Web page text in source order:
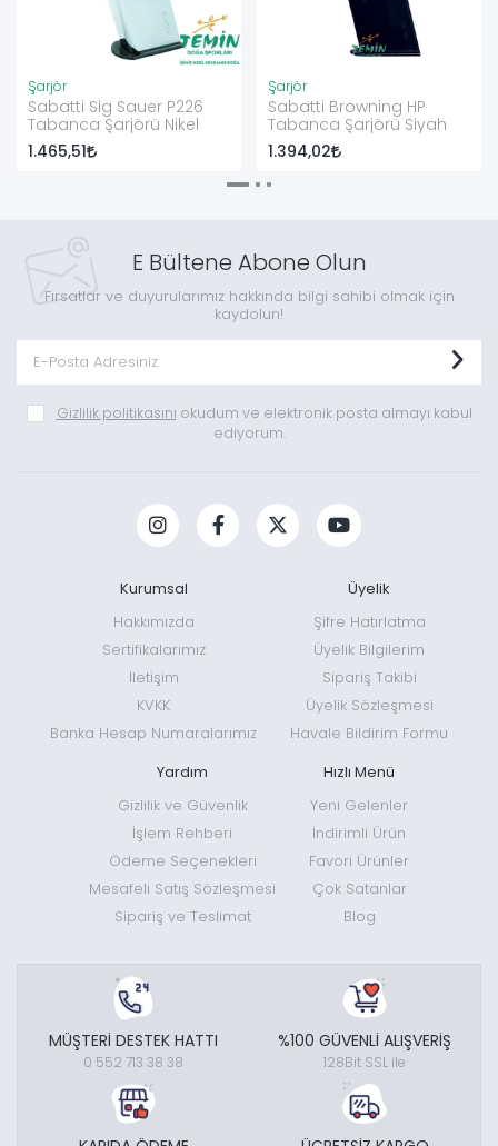
Şarjör
Sabatti Sig Sauer P226
Tabanca Şarjörü Nikel
1.465,51
Şarjör
Sabatti Browning HP
Tabanca Şarjörü Siyah
1.394,02
E Bültene Abone Olun
Fırsatlar ve duyurularımız hakkında bilgi sahibi olmak için
kaydolun!
Gizlilik politikasını okudum ve elektronik posta almayı kabul
ediyorum.
Kurumsal
Hakkımızda
Sertifikalarımız
İletişim
KVKK
Banka Hesap Numaralarımız
Üyelik
Şifre Hatırlatma
Üyelik Bilgilerim
Sipariş Takibi
Üyelik Sözleşmesi
Havale Bildirim Formu
Yardım
Gizlilik ve Güvenlik
İşlem Rehberi
Ödeme Seçenekleri
Mesafeli Satış Sözleşmesi
Sipariş ve Teslimat
Hızlı Menü
Yeni Gelenler
İndirimli Ürün
Favori Ürünler
Çok Satanlar
Blog
MÜŞTERİ DESTEK HATTI
0 552 713 38 38
%100 GÜVENLİ ALIŞVERİŞ
128Bit SSL ile